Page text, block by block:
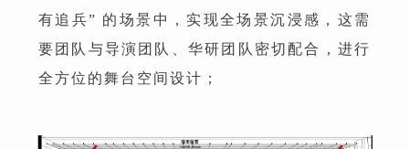
有追兵” 的场景中，实现全场景沉浸感，这需
要团队与导演团队、华研团队密切配合，进行
全方位的舞台空间设计；